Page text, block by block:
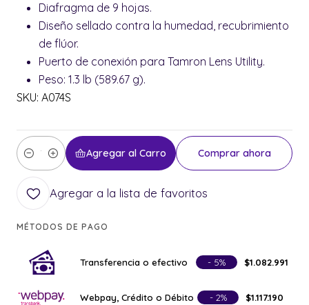
Diafragma de 9 hojas.
Diseño sellado contra la humedad, recubrimiento
de flúor.
Puerto de conexión para Tamron Lens Utility.
Peso: 1.3 lb (589.67 g).
SKU: A074S
Cantidad
Agregar al Carro Comprar ahora
Agregar a la lista de favoritos
MÉTODOS DE PAGO
Transferencia o efectivo - 5% $1.082.991
Webpay, Crédito o Débito - 2% $1.117.190